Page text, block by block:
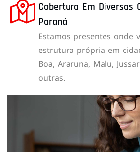
Cobertura Em Diversas
Paraná
Estamos presentes onde
estrutura própria em
Boa, Araruna, Malu,
outras.